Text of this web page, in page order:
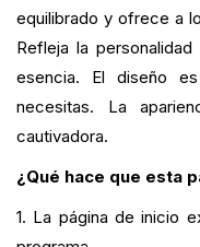
equilibrado y ofrece a
Refleja la
esencia. El diseño
necesitas. La
cautivadora.
¿Qué hace que esta
1. La página de inicio